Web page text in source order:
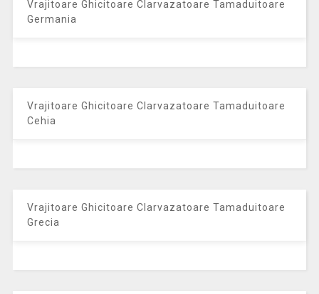
Vrajitoare Ghicitoare Clarvazatoare Tamaduitoare
Germania
Vrajitoare Ghicitoare Clarvazatoare Tamaduitoare
Cehia
Vrajitoare Ghicitoare Clarvazatoare Tamaduitoare
Grecia